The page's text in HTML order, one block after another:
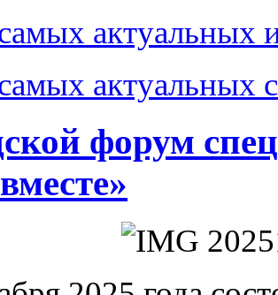
актуальных
актуальных
форум